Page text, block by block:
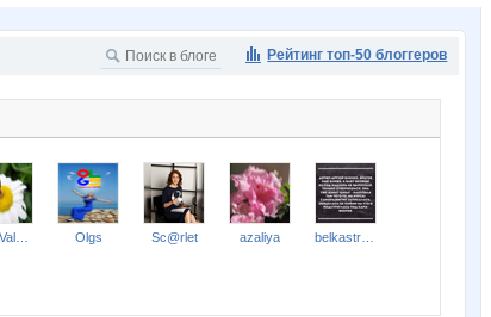
Рейтинг топ-50 блоггеров
Olgs Sc@rlet azaliya